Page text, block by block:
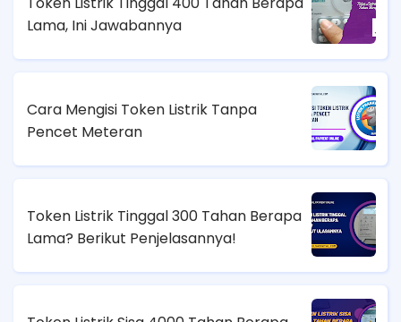
Lama, Ini Jawabannya
Cara Mengisi Token Listrik Tanpa
Pencet Meteran
Token Listrik Tinggal 300 Tahan Berapa
Lama? Berikut Penjelasannya!